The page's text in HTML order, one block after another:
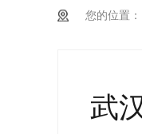
您的位置：
武